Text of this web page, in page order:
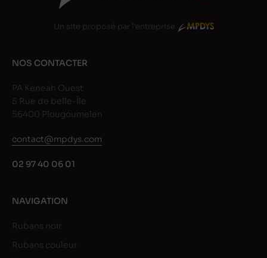
Un site proposé par l'entreprise
NOS CONTACTER
PA Keneah Ouest
5 Rue de belle-Île
56400 Plougoumelen
contact@mpdys.com
02 97 40 06 01
NAVIGATION
Rubans noir
Rubans couleur